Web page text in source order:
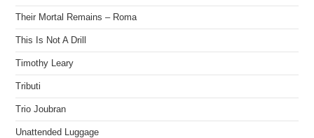
Their Mortal Remains – Roma
This Is Not A Drill
Timothy Leary
Tributi
Trio Joubran
Unattended Luggage